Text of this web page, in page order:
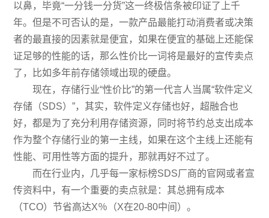
以鼻，毕竟“一分钱一分货”这一终极信条被印证了上千
年。但是不可否认的是，一款产品最能打动消费者或决策
者的最直接的因素就是便宜，如果在便宜的基础上还能保
证足够的性能的话，那么性价比一词将是最好的宣传卖点
了，比如多年前存储领域出现的硬盘。
现在，存储行业“性价比”的第一代言人当属“软件定义
存储 （SDS）”，其实，软件定义存储也好，超融合也
好，都是为了充分利用存储资源，同时将节约总支出成本
作为整个存储行业的第一主线，如果在这个主线上还能有
性能、可用性等方面的提升，那就再好不过了。
而在行业内，几乎每一家标榜SDS厂商的官网或者宣
传资料中，有一个重要的卖点就是：其总拥有成本
（TCO）节省高达X％（X在20-80中间）。